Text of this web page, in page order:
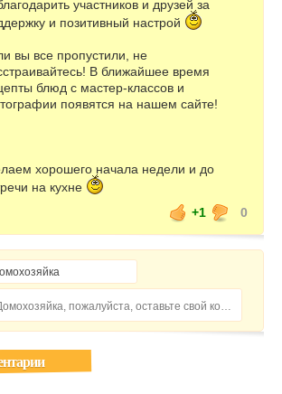
участников и друзей за
и позитивный настрой
вы все пропустили, не
В ближайшее время
блюд с мастер-классов и
появятся на нашем сайте!
хорошего начала недели и до
на кухне
+1
0
Домохозяйка, пожалуйста, оставьте свой комментарий...